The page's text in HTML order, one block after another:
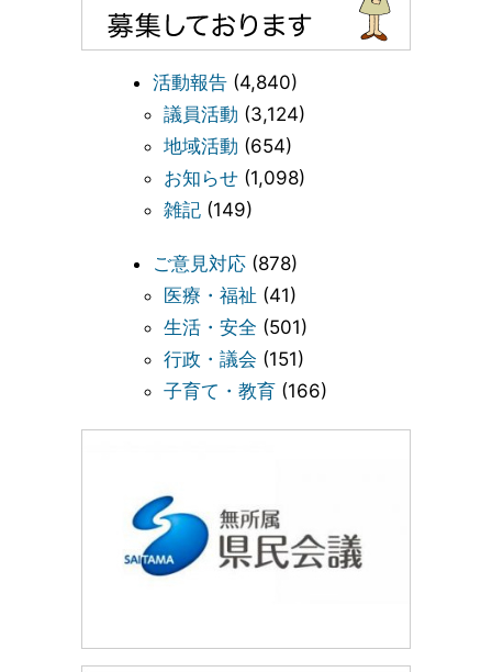
活動報告 (4,840)
議員活動 (3,124)
地域活動 (654)
お知らせ (1,098)
雑記 (149)
ご意見対応 (878)
医療・福祉 (41)
生活・安全 (501)
行政・議会 (151)
子育て・教育 (166)